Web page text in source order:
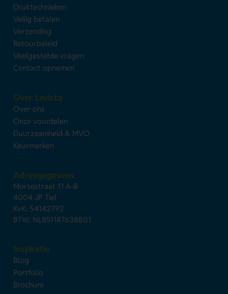
Druktechnieken
Veilig betalen
Verzending
Retourbeleid
Veelgestelde vragen
Contact opnemen
Over Lavista
Over ons
Onze voordelen
Duurzaamheid & MVO
Keurmerken
Adresgegevens
Morsestraat 11 A-B
4004 JP Tiel
KvK: 54142792
BTW: NL851187638B01
Inspiratie
Blog
Portfolio
Brochure